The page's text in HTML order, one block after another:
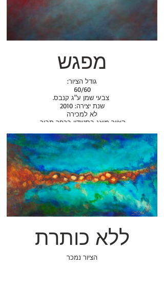
מפגש
:גודל הציור
60/60
שנת יצירה: 2010
לא למכירה
.הציור מוצג בסטודיו בכפר תבור
ללא כותרת
הציור נמכר